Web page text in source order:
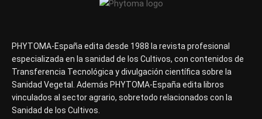
PHYTOMA-España edita desde 1988 la revista profesional
especializada en la sanidad de los Cultivos, con contenidos de
Transferencia Tecnológica y divulgación científica sobre la
Sanidad Vegetal. Además PHYTOMA-España edita libros
vinculados al sector agrario, sobretodo relacionados con la
Sanidad de los Cultivos.